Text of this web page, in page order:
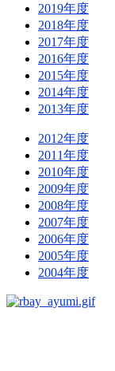
2019年度
2018年度
2017年度
2016年度
2015年度
2014年度
2013年度
2012年度
2011年度
2010年度
2009年度
2008年度
2007年度
2006年度
2005年度
2004年度